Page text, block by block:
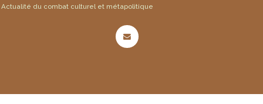
Actualité du combat culturel et métapolitique